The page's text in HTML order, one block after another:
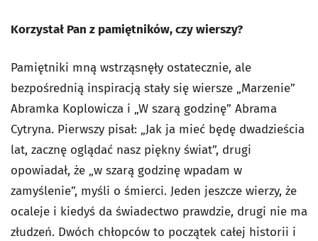
Korzystał Pan z pamiętników, czy wierszy?
Pamiętniki mną wstrząsnęły ostatecznie, ale
bezpośrednią inspiracją stały się wiersze „Marzenie”
Abramka Koplowicza i „W szarą godzinę” Abrama
Cytryna. Pierwszy pisał: „Jak ja mieć będę dwadzieścia
lat, zacznę oglądać nasz piękny świat”, drugi
opowiadał, że „w szarą godzinę wpadam w
zamyślenie”, myśli o śmierci. Jeden jeszcze wierzy, że
ocaleje i kiedyś da świadectwo prawdzie, drugi nie ma
złudzeń. Dwóch chłopców to początek całej historii i